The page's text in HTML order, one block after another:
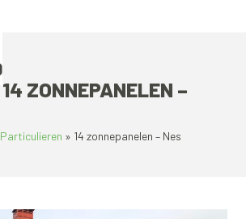
14 ZONNEPANELEN –
Particulieren » 14 zonnepanelen – Nes